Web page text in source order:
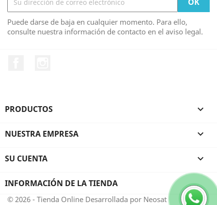
Puede darse de baja en cualquier momento. Para ello,
consulte nuestra información de contacto en el aviso legal.
PRODUCTOS 
NUESTRA EMPRESA 
SU CUENTA 
INFORMACIÓN DE LA TIENDA
© 2026 - Tienda Online Desarrollada por Neosat